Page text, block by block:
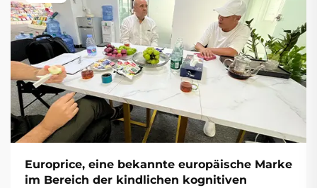
Europrice, eine bekannte europäische Marke
im Bereich der kindlichen kognitiven